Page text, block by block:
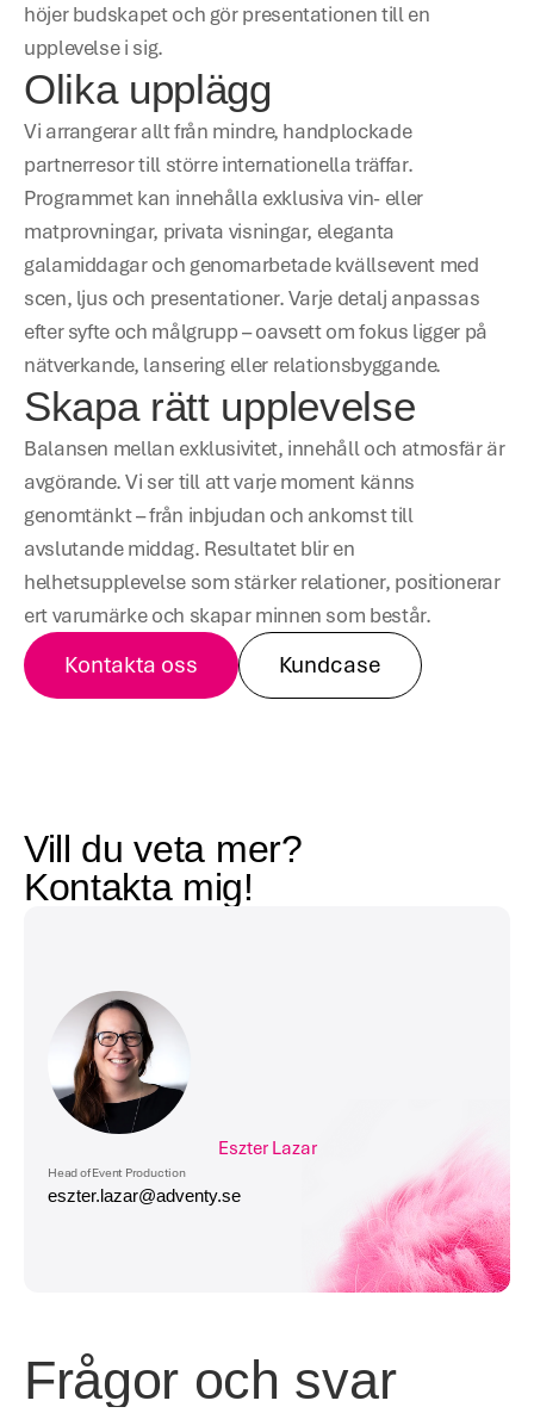
höjer budskapet och gör presentationen till en
upplevelse i sig.
Olika upplägg
Vi arrangerar allt från mindre, handplockade
partnerresor till större internationella träffar.
Programmet kan innehålla exklusiva vin- eller
matprovningar, privata visningar, eleganta
galamiddagar och genomarbetade kvällsevent med
scen, ljus och presentationer. Varje detalj anpassas
efter syfte och målgrupp – oavsett om fokus ligger på
nätverkande, lansering eller relationsbyggande.
Skapa rätt upplevelse
Balansen mellan exklusivitet, innehåll och atmosfär är
avgörande. Vi ser till att varje moment känns
genomtänkt – från inbjudan och ankomst till
avslutande middag. Resultatet blir en
helhetsupplevelse som stärker relationer, positionerar
ert varumärke och skapar minnen som består.
Kontakta oss Kundcase
Vill du veta mer?
Kontakta mig!
Eszter Lazar
Head of Event Production
eszter.lazar@adventy.se
Frågor och svar